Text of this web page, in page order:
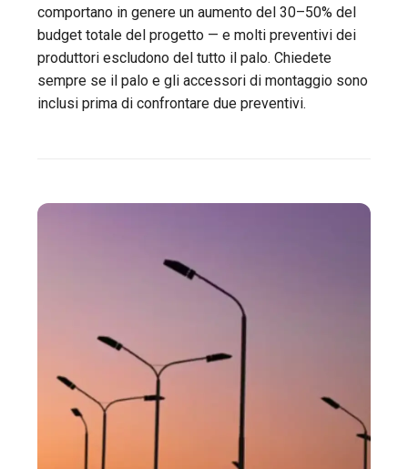
comportano in genere un aumento del 30–50% del
budget totale del progetto — e molti preventivi dei
produttori escludono del tutto il palo. Chiedete
sempre se il palo e gli accessori di montaggio sono
inclusi prima di confrontare due preventivi.